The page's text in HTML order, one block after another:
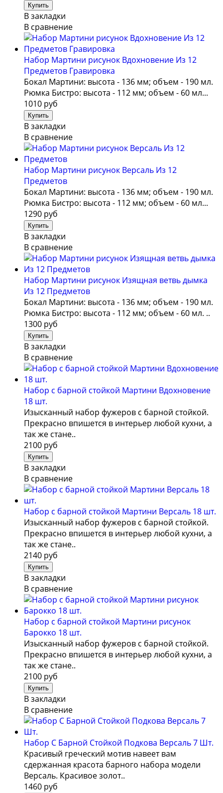
В закладки
В сравнение
Набор Мартини рисунок Вдохновение Из 12
Предметов Гравировка
Бокал Мартини: высота - 136 мм; объем - 190 мл.
Рюмка Бистро: высота - 112 мм; объем - 60 мл...
1010 руб
В закладки
В сравнение
Набор Мартини рисунок Версаль Из 12
Предметов
Бокал Мартини: высота - 136 мм; объем - 190 мл.
Рюмка Бистро: высота - 112 мм; объем - 60 мл...
1290 руб
В закладки
В сравнение
Набор Мартини рисунок Изящная ветвь дымка
Из 12 Предметов
Бокал Мартини: высота - 136 мм; объем - 190 мл.
Рюмка Бистро: высота - 112 мм; объем - 60 мл. ..
1300 руб
В закладки
В сравнение
Набор с барной стойкой Мартини Вдохновение
18 шт.
Изысканный набор фужеров с барной стойкой.
Прекрасно впишется в интерьер любой кухни, а
так же стане..
2100 руб
В закладки
В сравнение
Набор с барной стойкой Мартини Версаль 18 шт.
Изысканный набор фужеров с барной стойкой.
Прекрасно впишется в интерьер любой кухни, а
так же стане..
2140 руб
В закладки
В сравнение
Набор с барной стойкой Мартини рисунок
Барокко 18 шт.
Изысканный набор фужеров с барной стойкой.
Прекрасно впишется в интерьер любой кухни, а
так же стане..
2100 руб
В закладки
В сравнение
Набор С Барной Стойкой Подкова Версаль 7 Шт.
Красивый греческий мотив навеет вам
сдержанная красота барного набора модели
Версаль. Красивое золот..
1460 руб